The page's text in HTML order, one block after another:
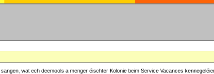
wat ech deemools a menger éischter Kolonie beim Service Vacances